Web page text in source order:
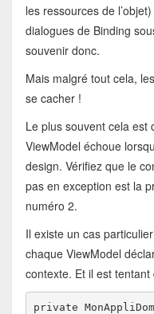
les ressources de
dialogues de Binding
souvenir donc.
Mais malgré tout cela,
se cacher !
Le plus souvent cela est
ViewModel échoue
design. Vérifiez que le
pas en exception est la
numéro 2.
Il existe un cas
chaque ViewModel
contexte. Et il est tentant
private